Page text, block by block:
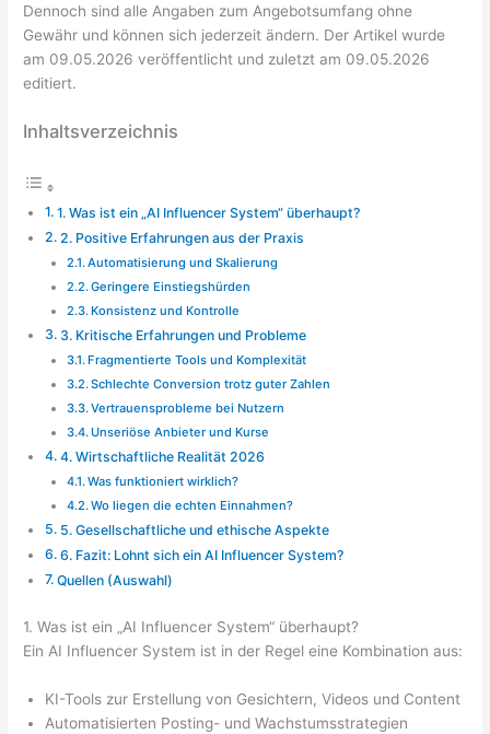
Dennoch sind alle Angaben zum Angebotsumfang ohne
Gewähr und können sich jederzeit ändern. Der Artikel wurde
am 09.05.2026 veröffentlicht und zuletzt am 09.05.2026
editiert.
Inhaltsverzeichnis
1. Was ist ein „AI Influencer System“ überhaupt?
2. Positive Erfahrungen aus der Praxis
Automatisierung und Skalierung
Geringere Einstiegshürden
Konsistenz und Kontrolle
3. Kritische Erfahrungen und Probleme
Fragmentierte Tools und Komplexität
Schlechte Conversion trotz guter Zahlen
Vertrauensprobleme bei Nutzern
Unseriöse Anbieter und Kurse
4. Wirtschaftliche Realität 2026
Was funktioniert wirklich?
Wo liegen die echten Einnahmen?
5. Gesellschaftliche und ethische Aspekte
6. Fazit: Lohnt sich ein AI Influencer System?
Quellen (Auswahl)
1. Was ist ein „AI Influencer System“ überhaupt?
Ein AI Influencer System ist in der Regel eine Kombination aus:
KI-Tools zur Erstellung von Gesichtern, Videos und Content
Automatisierten Posting- und Wachstumsstrategien